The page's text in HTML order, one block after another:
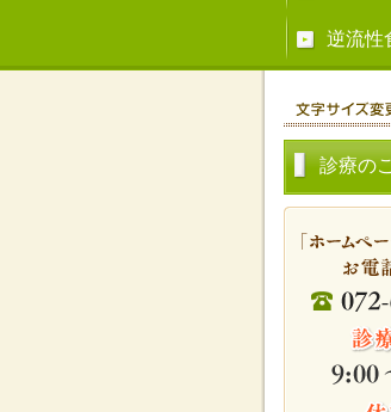
逆流性
診療の